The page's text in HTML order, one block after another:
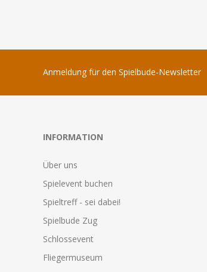
Anmeldung für den Spielbude-Newsletter
INFORMATION
Über uns
Spielevent buchen
Spieltreff - sei dabei!
Spielbude Zug
Schlossevent
Fliegermuseum